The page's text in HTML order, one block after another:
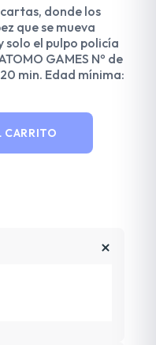
donde los
que se mueva
solo el pulpo policía
GAMES Nº de
min. Edad mínima:
CARRITO